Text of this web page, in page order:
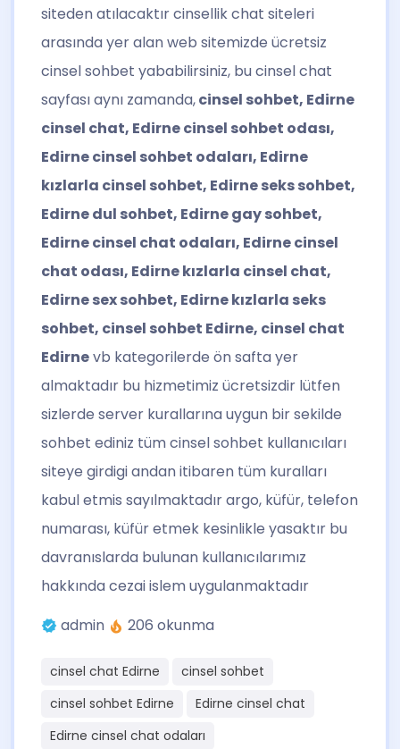
siteden atılacaktır cinsellik chat siteleri
arasında yer alan web sitemizde ücretsiz
cinsel sohbet yababilirsiniz, bu cinsel chat
sayfası aynı zamanda,cinsel sohbet, Edirne
cinsel chat, Edirne cinsel sohbet odası,
Edirne cinsel sohbet odaları, Edirne
kızlarla cinsel sohbet, Edirne seks sohbet,
Edirne dul sohbet, Edirne gay sohbet,
Edirne cinsel chat odaları, Edirne cinsel
chat odası, Edirne kızlarla cinsel chat,
Edirne sex sohbet, Edirne kızlarla seks
sohbet, cinsel sohbet Edirne, cinsel chat
Edirnevb kategorilerde ön safta yer
almaktadır bu hizmetimiz ücretsizdir lütfen
sizlerde server kurallarına uygun bir sekilde
sohbet ediniz tüm cinsel sohbet kullanıcıları
siteye girdigi andan itibaren tüm kuralları
kabul etmis sayılmaktadır argo, küfür, telefon
numarası, küfür etmek kesinlikle yasaktır bu
davranıslarda bulunan kullanıcılarımız
hakkında cezai islem uygulanmaktadır
admin
206 okunma
cinsel chat Edirne
cinsel sohbet
cinsel sohbet Edirne
Edirne cinsel chat
Edirne cinsel chat odaları